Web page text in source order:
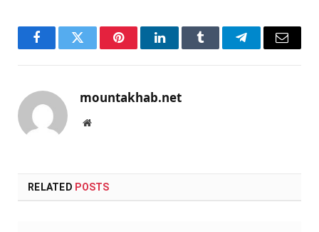
FacebookTwitter PinterestLinkedInTumblr TelegramEmail
mountakhab.net
Website
RELATED POSTS